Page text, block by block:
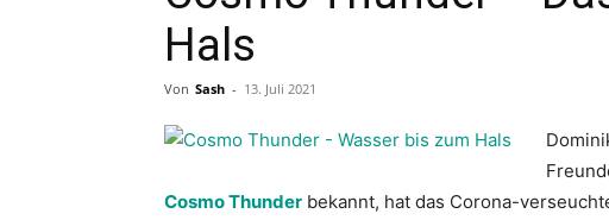
Hals
Von Sash - 13. Juli 2021
Cosmo Thunder bekannt, hat das Corona-